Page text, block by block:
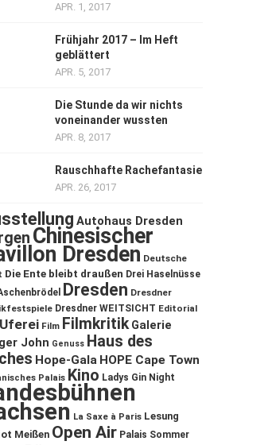
APR. 1, 2017
Frühjahr 2017 – Im Heft
geblättert
APR. 5, 2017
Die Stunde da wir nichts
voneinander wussten
APR. 8, 2017
Rauschhafte Rachefantasie
APR. 26, 2017
Autohaus Dresden
Chinesischer
Dresden Deutsche
Die Ente bleibt draußen Drei Haselnüsse
Dresden Dresdner
Dresdner WEITSICHT Editorial
Film Filmkritik Galerie
John Genuss Haus des
Hope-Gala HOPE Cape Town
Palais Kino Ladys Gin Night
La Saxe à Paris Lesung
Meißen Open Air Palais Sommer